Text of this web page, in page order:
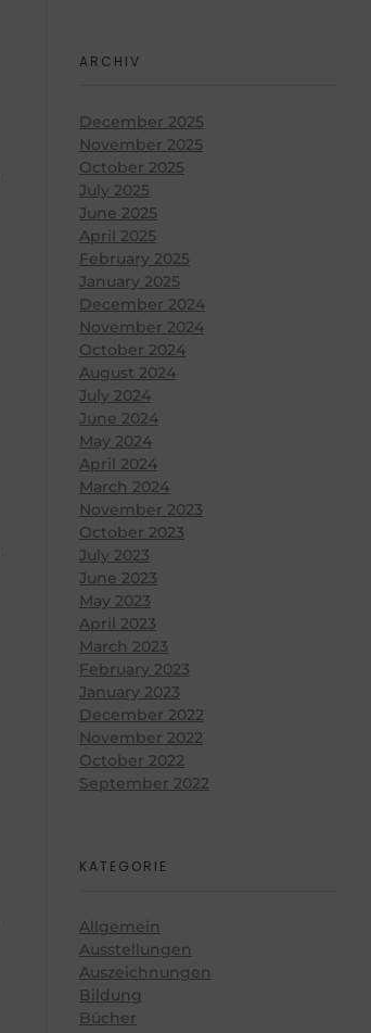
ARCHIV
December 2025
November 2025
October 2025
July 2025
June 2025
April 2025
February 2025
January 2025
December 2024
November 2024
October 2024
August 2024
July 2024
June 2024
May 2024
April 2024
March 2024
November 2023
October 2023
July 2023
June 2023
May 2023
April 2023
March 2023
February 2023
January 2023
December 2022
November 2022
October 2022
September 2022
KATEGORIE
Allgemein
Ausstellungen
Auszeichnungen
Bildung
Bücher